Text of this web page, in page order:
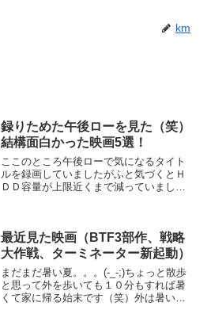
km
録りためた午後ローを見た（笑）
結構面白かった映画5選！
ここのところ午後ローで気になるタイト
ルを録画していましたがふと気づくとＨ
ＤＤ容量が上限近くまで減っていました
ー』のリメイク作品ら...
最近見た映画（BTF3部作、戦略
大作戦、ターミネーター新起動）
まだまだ暑い夏。。。(-_-;)ちょっと散歩
と思って外を歩いても１０分もすれば暑
くて家に帰る始末です（笑）外は暑いの